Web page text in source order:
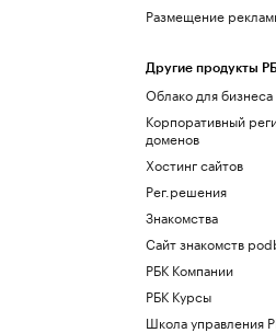
Размещение
Другие продукты
Облако для бизнеса
Корпоративный
доменов
Хостинг сайтов
Рег.решения
Знакомства
Сайт знакомств
РБК Компании
РБК Курсы
Школа управления